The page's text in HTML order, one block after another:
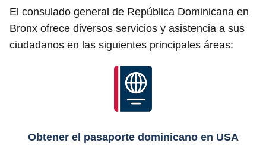
El consulado general de República Dominicana en
Bronx ofrece diversos servicios y asistencia a sus
ciudadanos en las siguientes principales áreas:
Obtener el pasaporte dominicano en USA